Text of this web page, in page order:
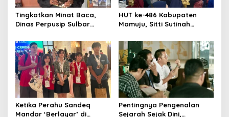
t
i
o
n
Tingkatkan Minat Baca,
Dinas Perpusip Sulbar
Lokal ke Publik
HUT ke-486 Kabupaten
Mamuju, Sitti Sutinah
Daerah untuk Tangkal
Kepunahan
Ketika Perahu Sandeq
Mandar ‘Berlayar’ di
Pentingnya Pengenalan
Sejarah Sejak Dini,